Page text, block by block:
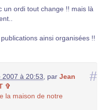
un ordi tout change !! mais là
ainsi organisées !!
#
2007 à 20:53 par Jean
✞
la maison de notre